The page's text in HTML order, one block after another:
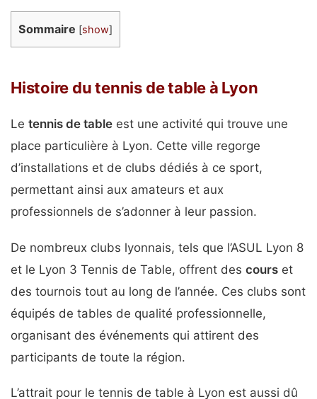
Sommaire [show]
Histoire du tennis de table à Lyon
Le tennis de table est une activité qui trouve une
place particulière à Lyon. Cette ville regorge
d’installations et de clubs dédiés à ce sport,
permettant ainsi aux amateurs et aux
professionnels de s’adonner à leur passion.
De nombreux clubs lyonnais, tels que l’ASUL Lyon 8
et le Lyon 3 Tennis de Table, offrent des cours et
des tournois tout au long de l’année. Ces clubs sont
équipés de tables de qualité professionnelle,
organisant des événements qui attirent des
participants de toute la région.
L’attrait pour le tennis de table à Lyon est aussi dû